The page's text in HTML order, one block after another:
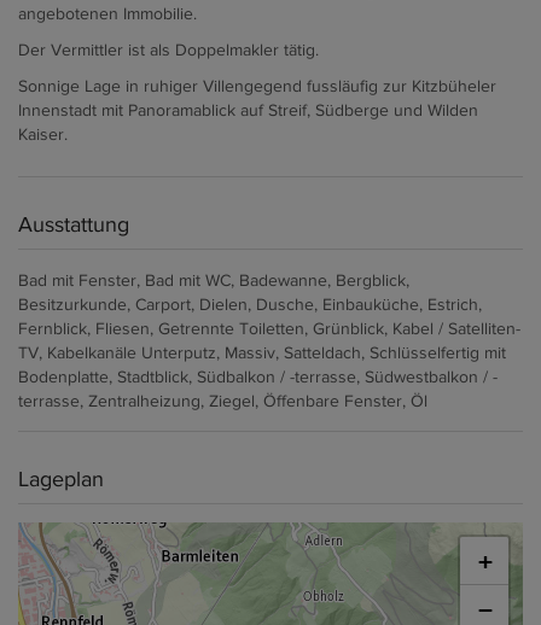
angebotenen Immobilie.
Der Vermittler ist als Doppelmakler tätig.
Sonnige Lage in ruhiger Villengegend fussläufig zur Kitzbüheler
Innenstadt mit Panoramablick auf Streif, Südberge und Wilden
Kaiser.
Ausstattung
Bad mit Fenster Bad mit WC Badewanne Bergblick
Besitzurkunde Carport Dielen Dusche Einbauküche Estrich
Fernblick Fliesen Getrennte Toiletten Grünblick Kabel / Satelliten-
TV Kabelkanäle Unterputz Massiv Satteldach Schlüsselfertig mit
Bodenplatte Stadtblick Südbalkon / -terrasse Südwestbalkon / -
terrasse Zentralheizung Ziegel Öffenbare Fenster Öl
Lageplan
+
−